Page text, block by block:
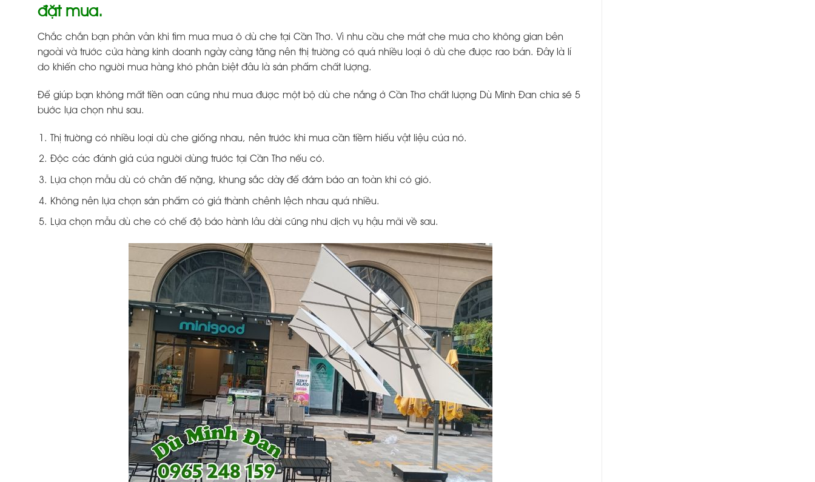
đặt mua.
Chắc chắn bạn phân vân khi tìm mua mua ô dù che tại Cần Thơ. Vì nhu cầu che mát che mưa cho không gian bên
ngoài và trước cửa hàng kinh doanh ngày càng tăng nên thị trường có quá nhiều loại ô dù che được rao bán. Đây là lí
do khiến cho người mua hàng khó phân biệt đâu là sản phẩm chất lượng.
Để giúp bạn không mất tiền oan cũng như mua được một bộ dù che nắng ở Cần Thơ chất lượng Dù Minh Đan chia sẽ 5
bước lựa chọn như sau.
Thị trường có nhiều loại dù che giống nhau, nên trước khi mua cần tiềm hiểu vật liệu của nó.
Độc các đánh giá của người dùng trước tại Cần Thơ nếu có.
Lựa chọn mẫu dù có chân đế nặng, khung sắc dày để đảm bảo an toàn khi có gió.
Không nên lựa chọn sản phẩm có giá thành chênh lệch nhau quá nhiều.
Lựa chọn mẫu dù che có chế độ bảo hành lâu dài cũng như dịch vụ hậu mãi về sau.